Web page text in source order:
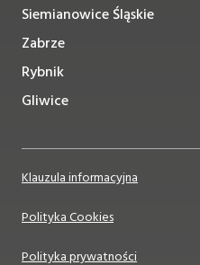
Siemianowice Śląskie
Zabrze
Rybnik
Gliwice
Klauzula informacyjna
Polityka Cookies
Polityka prywatności